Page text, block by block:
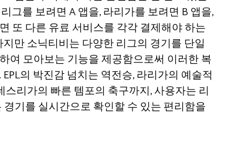
그를 보려면 A 앱을, 라리가를 보려면 B 앱을,
또 다른 유료 서비스를 각각 결제해야 하는
만 소닉티비는 다양한 리그의 경기를 단일
여 모아보는 기능을 제공함으로써 이러한 복
의 박진감 넘치는 역전승, 라리가의 예술적
스리가의 빠른 템포의 축구까지, 사용자는 리
기를 실시간으로 확인할 수 있는 편리함을